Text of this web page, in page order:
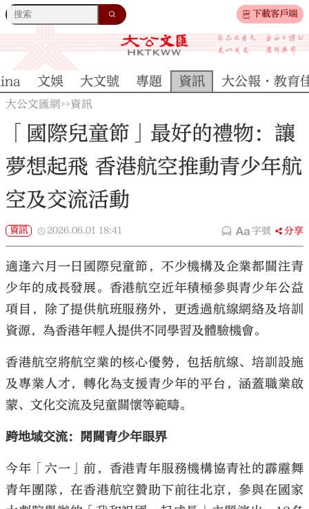
下載客戶端
大公文匯
文娛 大文號 專題 資訊 大公報·教育
大公文匯網>>資訊
「國際兒童節」最好的禮物：讓
夢想起飛 香港航空推動青少年航
空及交流活動
資訊 2026.06.01 18:41 字號 分享
適逢六月一日國際兒童節，不少機構及企業都關注青
少年的成長發展。香港航空近年積極參與青少年公益
項目，除了提供航班服務外，更透過航線網絡及培訓
資源，為香港年輕人提供不同學習及體驗機會。
香港航空將航空業的核心優勢，包括航線、培訓設施
及專業人才，轉化為支援青少年的平台，涵蓋職業啟
蒙、文化交流及兒童關懷等範疇。
跨地域交流：開闊青少年眼界
今年「六一」前，香港青年服務機構協青社的霹靂舞
青年團隊，在香港航空贊助下前往北京，參與在國家